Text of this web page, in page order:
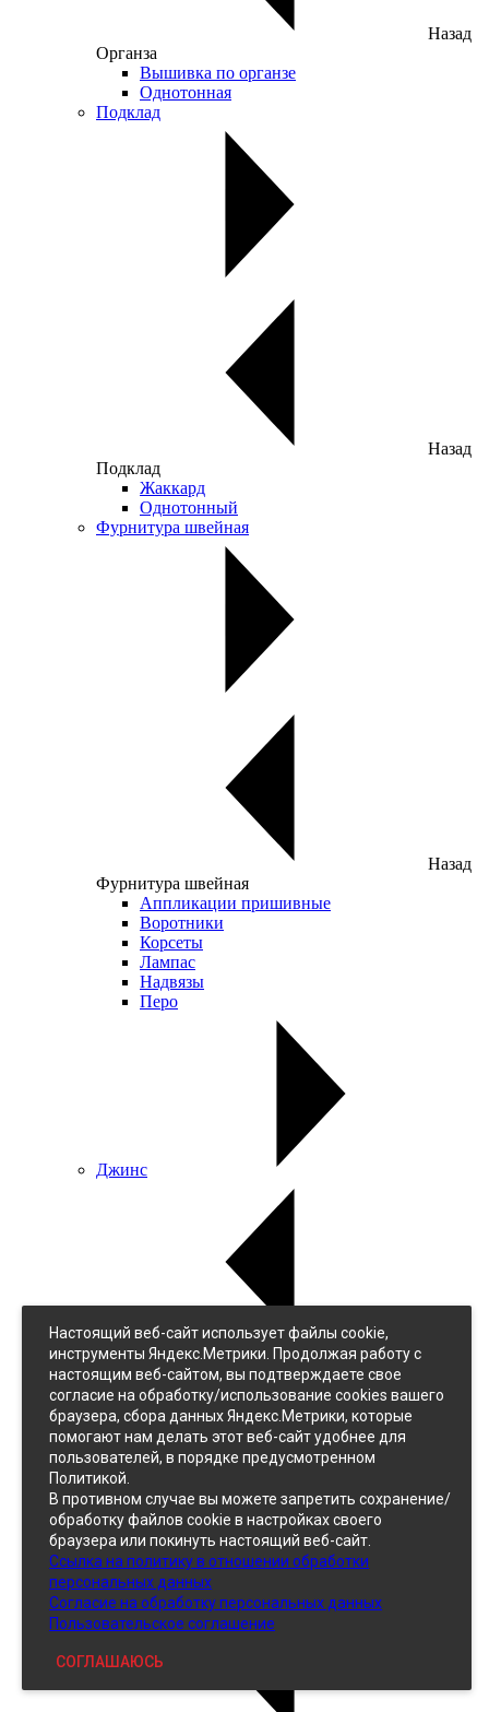
Назад
Органза
Вышивка по органзе
Однотонная
Подклад
Назад
Подклад
Жаккард
Однотонный
Фурнитура швейная
Назад
Фурнитура швейная
Аппликации пришивные
Воротники
Корсеты
Лампас
Надвязы
Перо
Джинс
Джинс
Однотонный
Принтованный
Кожзам
Настоящий веб-сайт использует файлы cookie,
инструменты Яндекс.Метрики. Продолжая работу с
настоящим веб-сайтом, вы подтверждаете свое
согласие на обработку/использование cookies вашего
браузера, сбора данных Яндекс.Метрики, которые
помогают нам делать этот веб-сайт удобнее для
пользователей, в порядке предусмотренном
Политикой.
В противном случае вы можете запретить сохранение/
обработку файлов cookie в настройках своего
браузера или покинуть настоящий веб-сайт.
Ссылка на политику в отношении обработки
персональных данных
Согласие на обработку персональных данных
Пользовательское соглашение
СОГЛАШАЮСЬ